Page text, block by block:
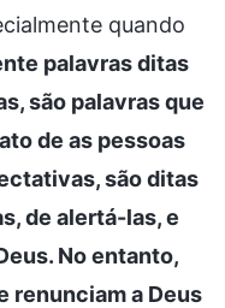
quando
palavras ditas
são palavras que
de as pessoas
são ditas
de alertá-las, e
No entanto,
renunciam a Deus